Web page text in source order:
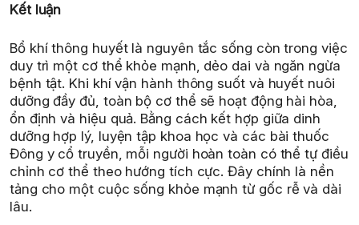
Kết luận
Bổ khí thông huyết là nguyên tắc sống còn trong việc
duy trì một cơ thể khỏe mạnh, dẻo dai và ngăn ngừa
bệnh tật. Khi khí vận hành thông suốt và huyết nuôi
dưỡng đầy đủ, toàn bộ cơ thể sẽ hoạt động hài hòa,
ổn định và hiệu quả. Bằng cách kết hợp giữa dinh
dưỡng hợp lý, luyện tập khoa học và các bài thuốc
Đông y cổ truyền, mỗi người hoàn toàn có thể tự điều
chỉnh cơ thể theo hướng tích cực. Đây chính là nền
tảng cho một cuộc sống khỏe mạnh từ gốc rễ và dài
lâu.